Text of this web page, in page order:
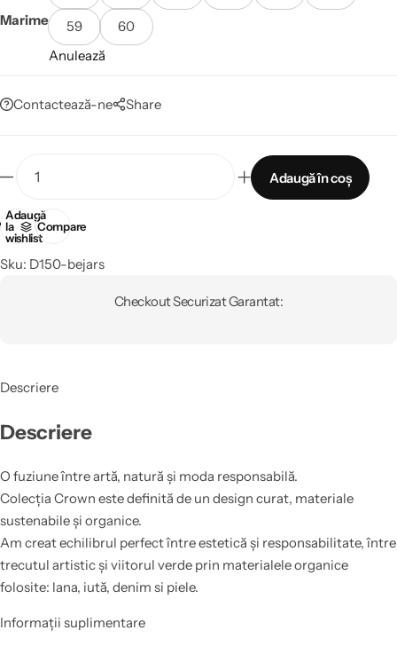
Marime 59
60
Anulează
Contactează-ne Share
Adaugă în coș
Adaugă
la
wishlist
Compare
Sku: D150-bejars
Checkout Securizat Garantat:
Descriere
Descriere
O fuziune între artă, natură și moda responsabilă.
Colecția Crown este definită de un design curat, materiale
sustenabile și organice.
Am creat echilibrul perfect între estetică și responsabilitate, între
trecutul artistic și viitorul verde prin materialele organice
folosite: lana, iută, denim si piele.
Informații suplimentare